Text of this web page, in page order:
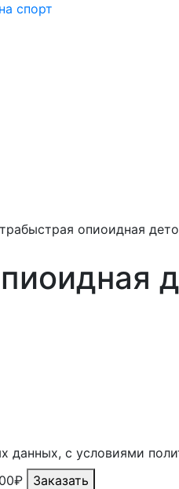
спорт
опиоидная
данных, с условиями
Заказать